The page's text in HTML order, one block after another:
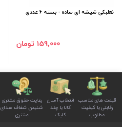
نعلبکی شیشه ای ساده - بسته 6 عددی
159٬000 تومان
قیمت های مناسب
رقابتی با کیفیت
مطلوب
انتخاب آسان
کالا با چند
کلیک
رعایت حقوق مشتری
شنیدن شفاف صدای
مشتری